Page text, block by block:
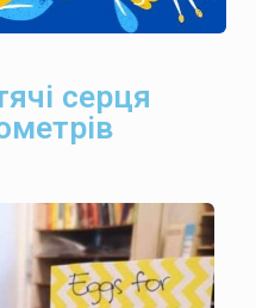
серця